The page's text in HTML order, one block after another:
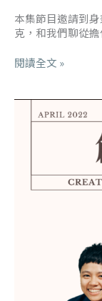
本集節目邀請到
克，和我們聊從
閱讀全文 »